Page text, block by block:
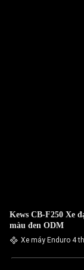
Kews CB-F250 Xe
màu đen ODM
Xe máy Enduro 4